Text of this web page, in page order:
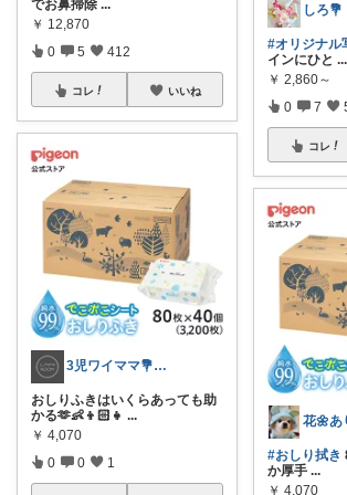
でお鼻掃除 ...
￥ 12,870
0 5 412
コレ いいね
3児ワイママ💐バタバタでも回る暮らし✨
おしりふきはいくらあっても助
かる🫶👶👦🏻👧 ...
￥ 4,070
0 0 1
しろ💐
#オリジナル
インにひと ...
￥ 2,860～
0 7
コレ
#おしり拭き
か厚手 ...
￥ 4,070